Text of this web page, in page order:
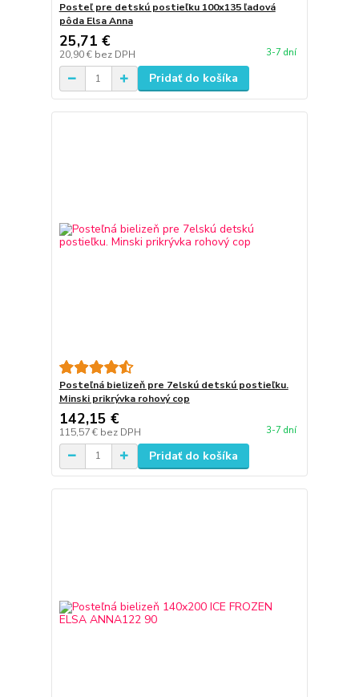
Posteľ pre detskú postieľku 100x135 ľadová
pôda Elsa Anna
25,71 €
20,90 € bez DPH 3-7 dní
Pridať do košíka
Posteľná bielizeň pre 7elskú detskú postieľku.
Minski prikrývka rohový cop
142,15 €
115,57 € bez DPH 3-7 dní
Pridať do košíka